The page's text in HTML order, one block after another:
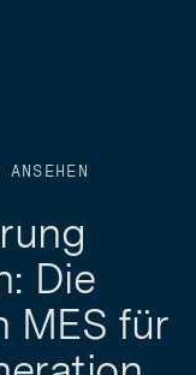
Die
MES für